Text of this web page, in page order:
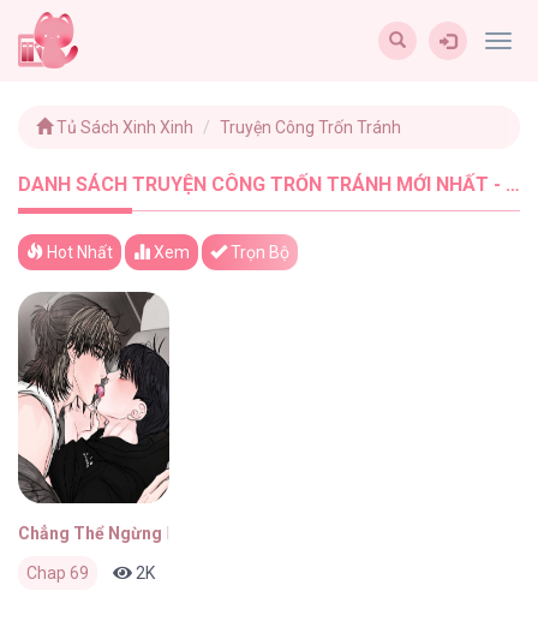
Tủ Sách Xinh Xinh Truyện Công Trốn Tránh
DANH SÁCH TRUYỆN CÔNG TRỐN TRÁNH MỚI NHẤT - TUSACHXINHXINH (1)
Hot Nhất Xem Trọn Bộ
Chẳng Thể Ngừng Lại
Chap 69 2K